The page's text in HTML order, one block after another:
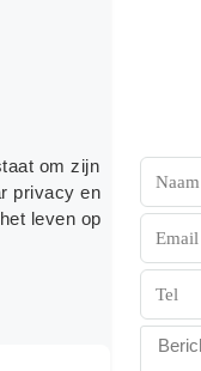
om zijn
privacy en
leven op